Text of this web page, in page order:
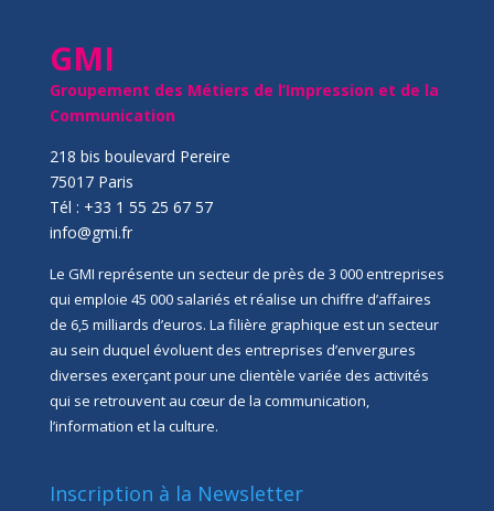
GMI
Groupement des Métiers de l’Impression et de la
Communication
218 bis boulevard Pereire
75017 Paris
Tél : +33 1 55 25 67 57
info@gmi.fr
Le GMI représente un secteur de près de 3 000 entreprises
qui emploie 45 000 salariés et réalise un chiffre d’affaires
de 6,5 milliards d’euros. La filière graphique est un secteur
au sein duquel évoluent des entreprises d’envergures
diverses exerçant pour une clientèle variée des activités
qui se retrouvent au cœur de la communication,
l’information et la culture.
Inscription à la Newsletter